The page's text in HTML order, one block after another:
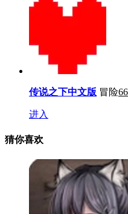
传说之下中文版 冒险
进入
猜你喜欢